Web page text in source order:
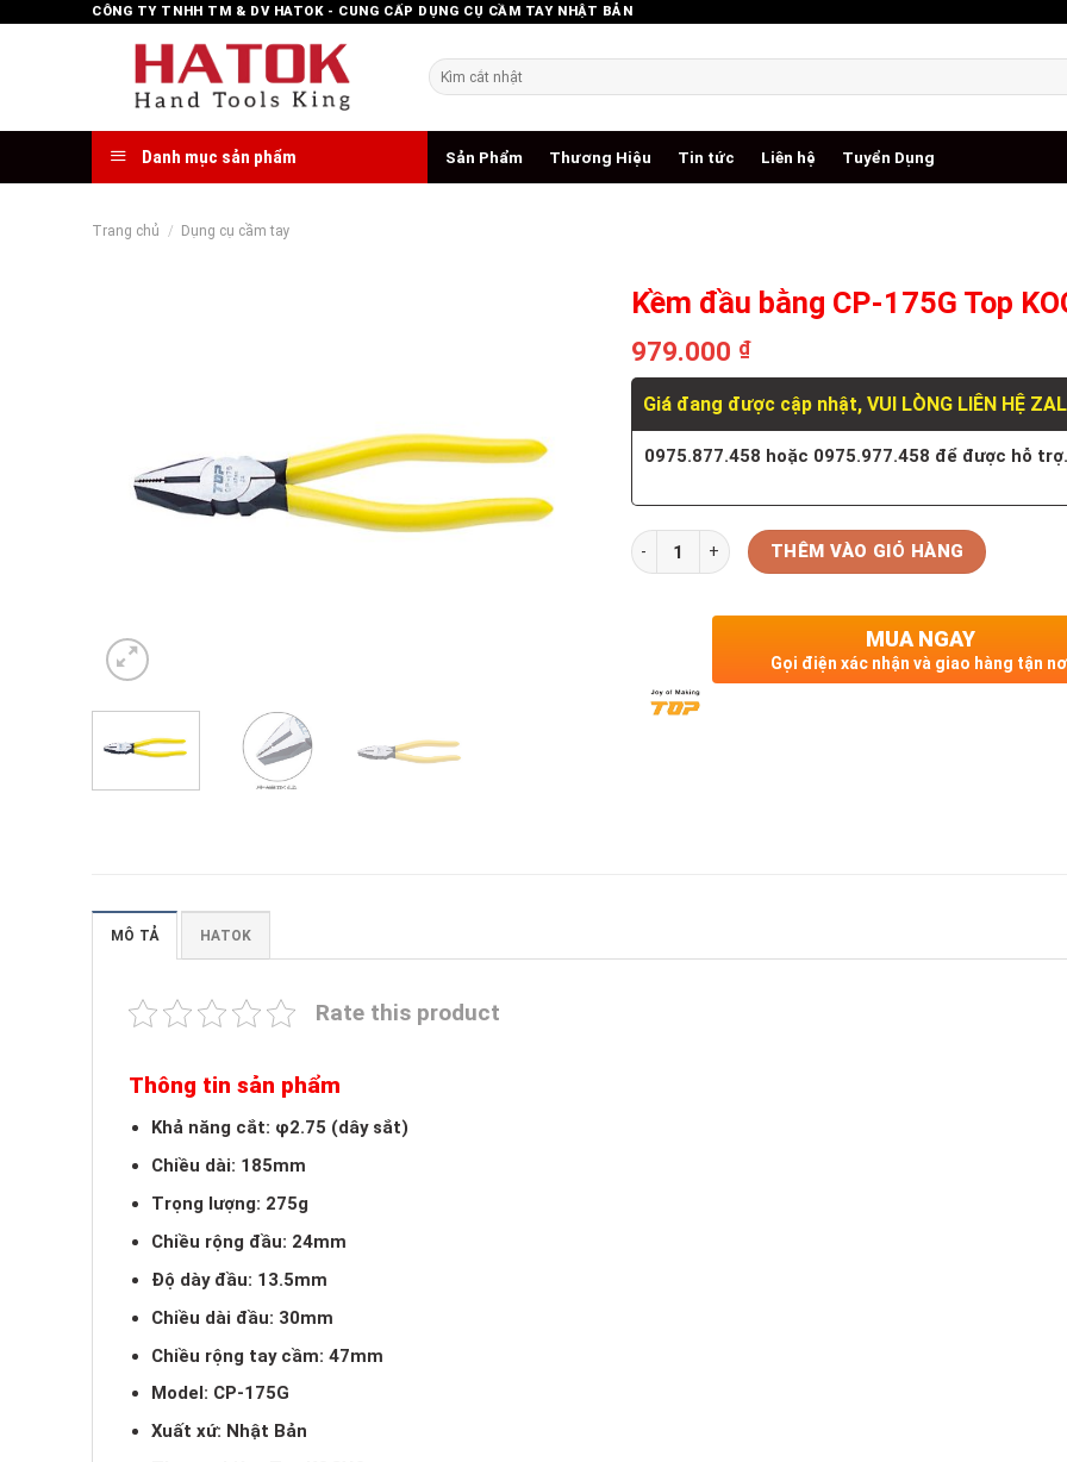
CÔNG TY TNHH TM & DV HATOK - CUNG CẤP DỤNG CỤ CẦM TAY NHẬT BẢN
Tìm
kiếm:
Danh mục sản phẩm Sản Phẩm Thương Hiệu Tin tức Liên hệ Tuyển Dụng
Trang chủ / Dụng cụ cầm tay
Kềm đầu bằng CP-175G Top
979.000 ₫
Giá đang được cập nhật, VUI LÒNG LIÊN HỆ
0975.877.458 hoặc 0975.977.458 để được hỗ
Số lượng THÊM VÀO GIỎ HÀNG
MUA NGAY
Gọi điện xác nhận và giao hàng tận
MÔ TẢ HATOK
Rate this product
Thông tin sản phẩm
Khả năng cắt: φ2.75 (dây sắt)
Chiều dài: 185mm
Trọng lượng: 275g
Chiều rộng đầu: 24mm
Độ dày đầu: 13.5mm
Chiều dài đầu: 30mm
Chiều rộng tay cầm: 47mm
Model: CP-175G
Xuất xứ: Nhật Bản